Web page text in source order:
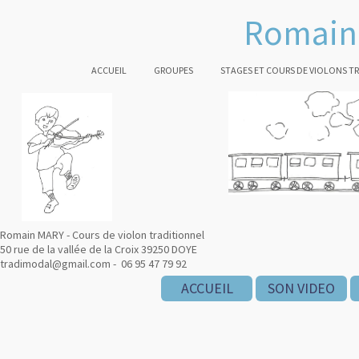
ACCUEIL GROUPES STAGES ET COURS DE VIOLONS
Romain MARY - Cours de violon traditionnel
50 rue de la vallée de la Croix 39250 DOYE
tradimodal@gmail.com - 06 95 47 79 92
ACCUEIL SON VIDEO